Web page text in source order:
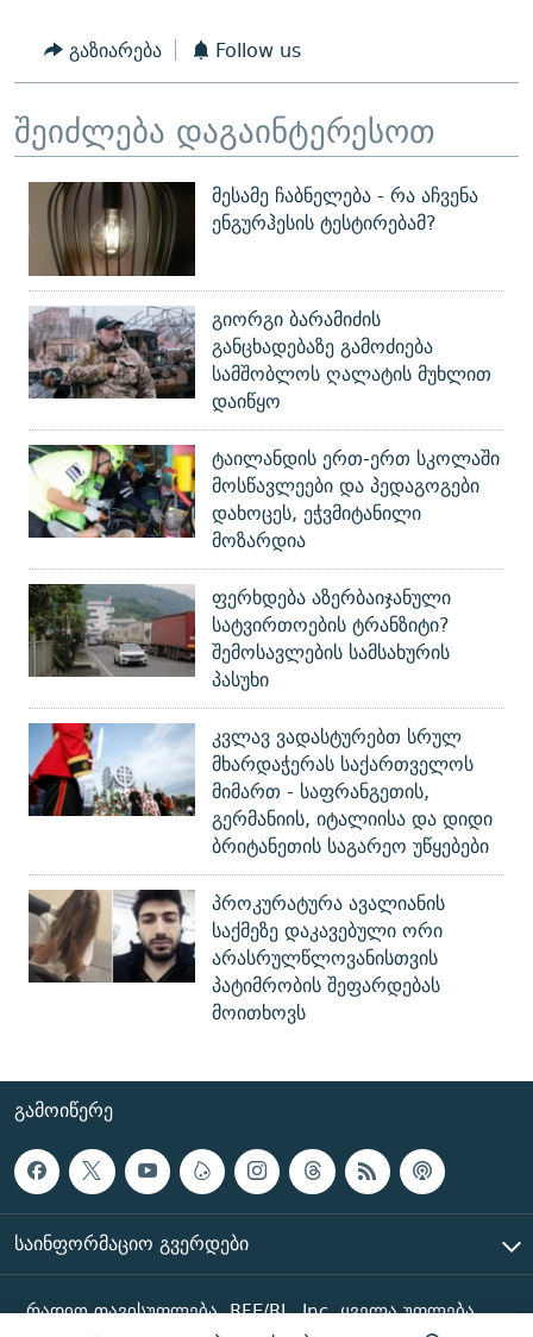
გაზიარება Follow us
შეიძლება დაგაინტერესოთ
მესამე ჩაბნელება - რა აჩვენა
ენგურჰესის ტესტირებამ?
გიორგი ბარამიძის
განცხადებაზე გამოძიება
სამშობლოს ღალატის მუხლით
დაიწყო
ტაილანდის ერთ-ერთ სკოლაში
მოსწავლეები და პედაგოგები
დახოცეს, ეჭვმიტანილი
მოზარდია
ფერხდება აზერბაიჯანული
სატვირთოების ტრანზიტი?
შემოსავლების სამსახურის
პასუხი
კვლავ ვადასტურებთ სრულ
მხარდაჭერას საქართველოს
მიმართ - საფრანგეთის,
გერმანიის, იტალიისა და დიდი
ბრიტანეთის საგარეო უწყებები
პროკურატურა ავალიანის
საქმეზე დაკავებული ორი
არასრულწლოვანისთვის
პატიმრობის შეფარდებას
მოითხოვს
ᲒᲐᲛᲝᲘᲬᲔᲠᲔ
ᲡᲐᲘᲜᲤᲝᲠᲛᲐᲪᲘᲝ ᲒᲕᲔᲠᲓᲔᲑᲘ
რადიო თავისუფლება, RFE/RL, Inc. ყველა უფლება